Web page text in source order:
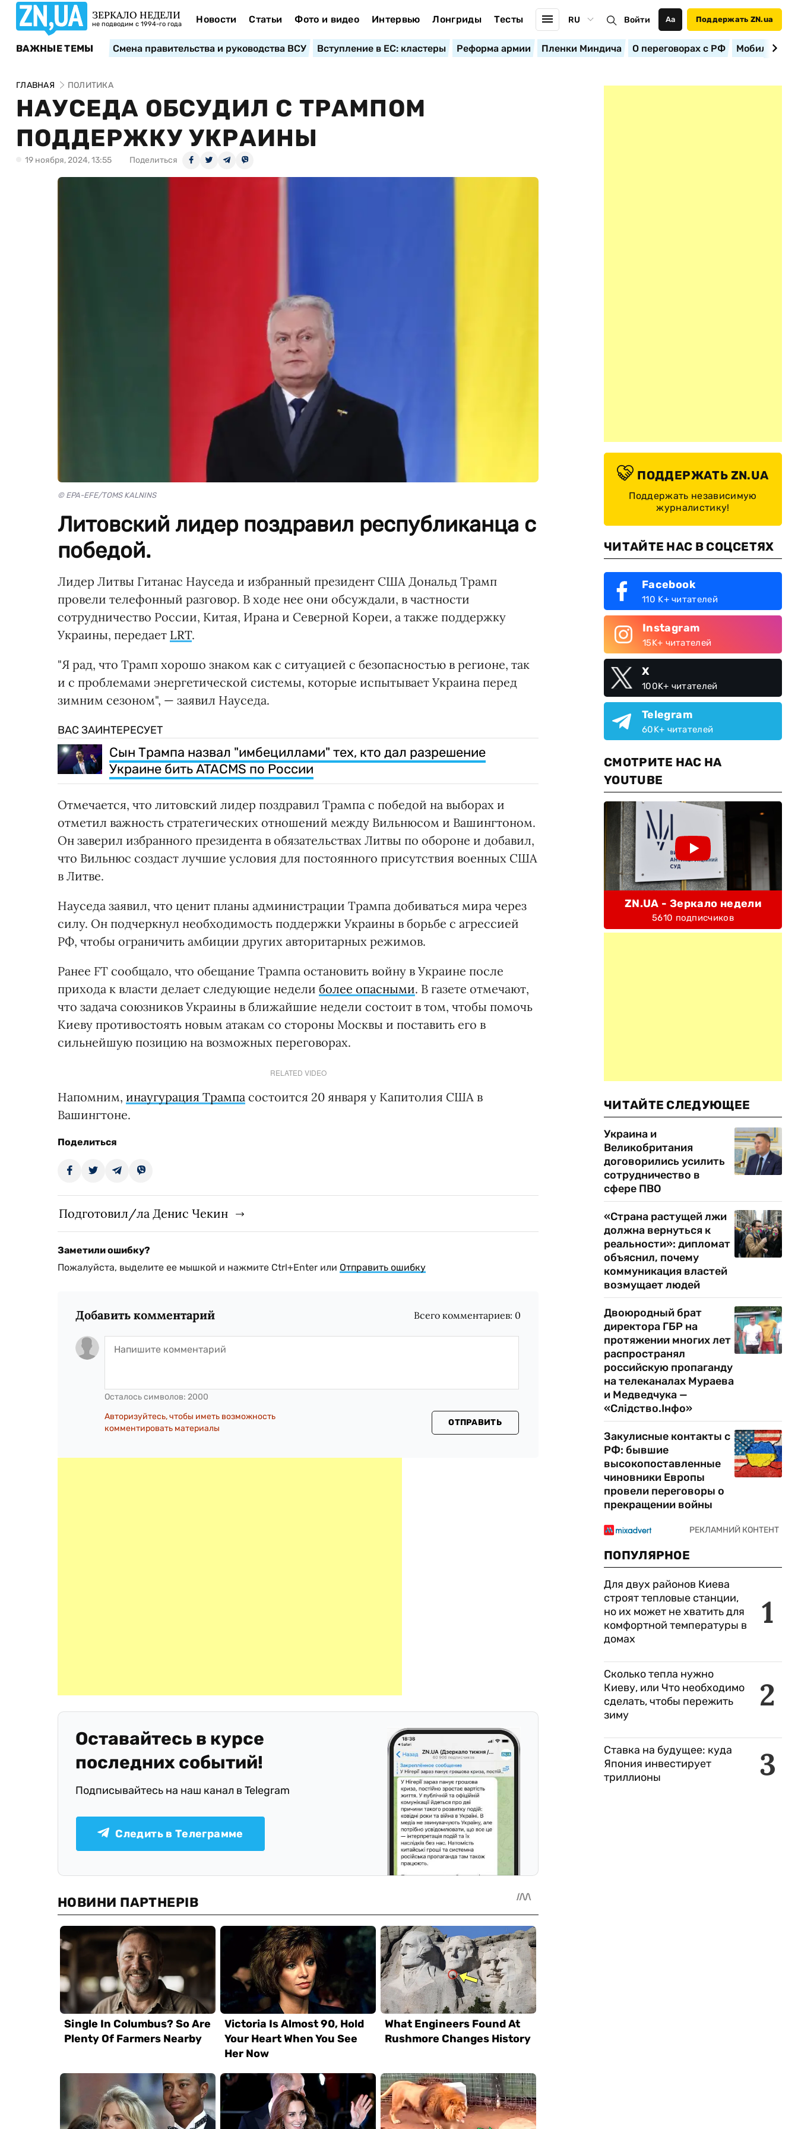
ЗЕРКАЛО НЕДЕЛИ
не подводим с 1994-го года Новости Статьи Фото и видео Интервью Лонгриды Тесты RU Войти Аа Поддержать ZN.ua
ВАЖНЫЕ ТЕМЫ Смена правительства и руководства ВСУ Вступление в ЕС: кластеры Реформа армии Пленки Миндича О переговорах с РФ
ГЛАВНАЯ ПОЛИТИКА
НАУСЕДА ОБСУДИЛ С ТРАМПОМ
ПОДДЕРЖКУ УКРАИНЫ
19 ноября, 2024, 13:55 Поделиться
© EPA-EFE/TOMS KALNINS
Литовский лидер поздравил республиканца с
победой.
Лидер Литвы Гитанас Науседа и избранный президент США Дональд Трамп
провели телефонный разговор. В ходе нее они обсуждали, в частности
сотрудничество России, Китая, Ирана и Северной Кореи, а также поддержку
Украины, передает LRT.
"Я рад, что Трамп хорошо знаком как с ситуацией с безопасностью в регионе, так
и с проблемами энергетической системы, которые испытывает Украина перед
зимним сезоном", — заявил Науседа.
ВАС ЗАИНТЕРЕСУЕТ
Сын Трампа назвал "имбециллами" тех, кто дал разрешение
Украине бить ATACMS по России
Отмечается, что литовский лидер поздравил Трампа с победой на выборах и
отметил важность стратегических отношений между Вильнюсом и Вашингтоном.
Он заверил избранного президента в обязательствах Литвы по обороне и добавил,
что Вильнюс создаст лучшие условия для постоянного присутствия военных США
в Литве.
Науседа заявил, что ценит планы администрации Трампа добиваться мира через
силу. Он подчеркнул необходимость поддержки Украины в борьбе с агрессией
РФ, чтобы ограничить амбиции других авторитарных режимов.
Ранее FT сообщало, что обещание Трампа остановить войну в Украине после
прихода к власти делает следующие недели более опасными. В газете отмечают,
что задача союзников Украины в ближайшие недели состоит в том, чтобы помочь
Киеву противостоять новым атакам со стороны Москвы и поставить его в
сильнейшую позицию на возможных переговорах.
RELATED VIDEO
Напомним, инаугурация Трампа состоится 20 января у Капитолия США в
Вашингтоне.
Поделиться
Подготовил/ла Денис Чекин
Заметили ошибку?
Пожалуйста, выделите ее мышкой и нажмите Ctrl+Enter или Отправить ошибку
Добавить комментарий Всего комментариев: 0
Осталось символов: 2000
Авторизуйтесь, чтобы иметь возможность
комментировать материалы
ОТПРАВИТЬ
Оставайтесь в курсе
последних событий!
Подписывайтесь на наш канал в Telegram
Следить в Телеграмме
ПОДДЕРЖАТЬ ZN.UA
Поддержать независимую
журналистику!
ЧИТАЙТЕ НАС В СОЦСЕТЯХ
Facebook
110 K+ читателей
Instagram
15K+ читателей
X
100K+ читателей
Telegram
60K+ читателей
СМОТРИТЕ НАС НА
YOUTUBE
ZN.UA - Зеркало недели
5610 подписчиков
ЧИТАЙТЕ СЛЕДУЮЩЕЕ
Украина и
Великобритания
договорились усилить
сотрудничество в
сфере ПВО
«Страна растущей лжи
должна вернуться к
реальности»: дипломат
объяснил, почему
коммуникация властей
возмущает людей
Двоюродный брат
директора ГБР на
протяжении многих лет
распространял
российскую пропаганду
на телеканалах Мураева
и Медведчука —
«Слідство.Інфо»
Закулисные контакты с
РФ: бывшие
высокопоставленные
чиновники Европы
провели переговоры о
прекращении войны
ПОПУЛЯРНОЕ
1
Для двух районов Киева
строят тепловые станции,
но их может не хватить для
комфортной температуры в
домах
2
Сколько тепла нужно
Киеву, или Что необходимо
сделать, чтобы пережить
зиму
3
Ставка на будущее: куда
Япония инвестирует
триллионы